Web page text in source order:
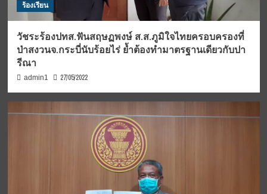
ร้องเรียน
วัชระร้องปทส.ฟันสฤษฏพงษ์ ส.ส.ภูมิใจไทยครอบครองที่
ป่าสงวนจ.กระบี่นับร้อยไร่ ย้ำต้องทำมาตรฐานเดียวกับปา
รีณา
admin1 27/05/2022